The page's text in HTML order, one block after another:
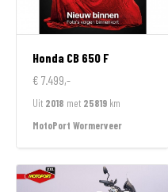
Honda CB 650 F
€ 7.499,-
Uit 2018 met 25819 km
MotoPort Wormerveer